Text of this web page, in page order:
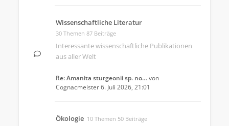
Wissenschaftliche Literatur
30 Themen 87 Beiträge
Interessante wissenschaftliche Publikationen
aus aller Welt
Re: Amanita sturgeonii sp. no… von
Cognacmeister6. Juli 2026, 21:01
Ökologie 10 Themen 50 Beiträge